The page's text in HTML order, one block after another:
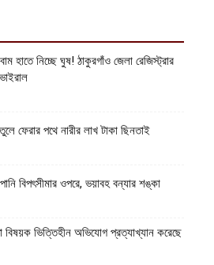
হাতে নিচ্ছে ঘুষ! ঠাকুরগাঁও জেলা রেজিস্ট্রার
ফেরার পথে নারীর লাখ টাকা ছিনতাই
বিপৎসীমার ওপরে, ভয়াবহ বন্যার শঙ্কা
বিষয়ক ভিত্তিহীন অভিযোগ প্রত্যাখ্যান করেছে